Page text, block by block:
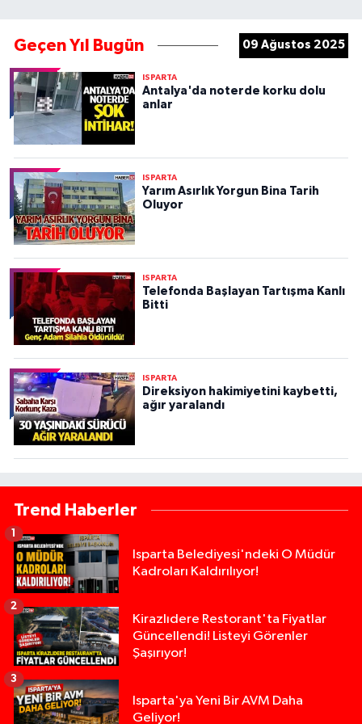
Geçen Yıl Bugün 09 Ağustos 2025
ISPARTA
Antalya'da noterde korku dolu
anlar
ISPARTA
Yarım Asırlık Yorgun Bina Tarih
Oluyor
ISPARTA
Telefonda Başlayan Tartışma Kanlı
Bitti
ISPARTA
Direksiyon hakimiyetini kaybetti,
ağır yaralandı
Trend Haberler
Isparta Belediyesi'ndeki O Müdür
Kadroları Kaldırılıyor!
1
Kirazlıdere Restorant'ta Fiyatlar
Güncellendi! Listeyi Görenler
Şaşırıyor!
2
Isparta'ya Yeni Bir AVM Daha
Geliyor!
3